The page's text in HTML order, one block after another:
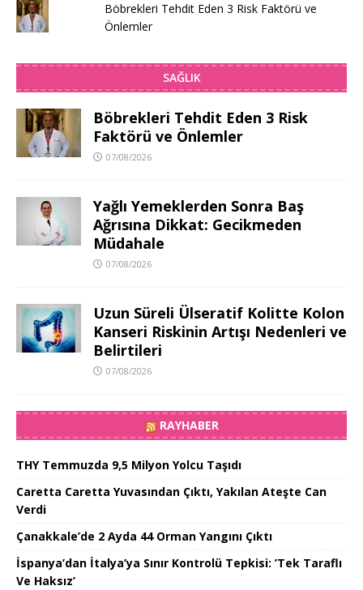
Böbrekleri Tehdit Eden 3 Risk Faktörü ve
Önlemler
SAĞLIK
Böbrekleri Tehdit Eden 3 Risk
Faktörü ve Önlemler
07/08/2026
Yağlı Yemeklerden Sonra Baş
Ağrısına Dikkat: Gecikmeden
Müdahale
07/08/2026
Uzun Süreli Ülseratif Kolitte Kolon
Kanseri Riskinin Artışı Nedenleri ve
Belirtileri
07/08/2026
RAYHABER
THY Temmuzda 9,5 Milyon Yolcu Taşıdı
Caretta Caretta Yuvasından Çıktı, Yakılan Ateşte Can
Verdi
Çanakkale’de 2 Ayda 44 Orman Yangını Çıktı
İspanya’dan İtalya’ya Sınır Kontrolü Tepkisi: ’Tek Taraflı
Ve Haksız’